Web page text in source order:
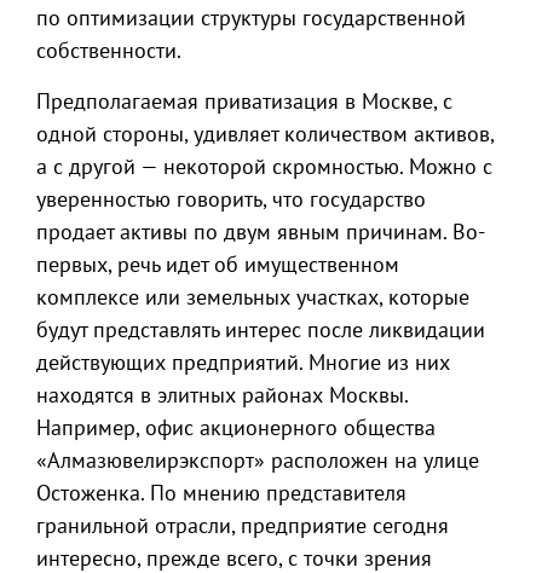
по оптимизации структуры государственной
собственности.
Предполагаемая приватизация в Москве, с
одной стороны, удивляет количеством активов,
а с другой — некоторой скромностью. Можно с
уверенностью говорить, что государство
продает активы по двум явным причинам. Во-
первых, речь идет об имущественном
комплексе или земельных участках, которые
будут представлять интерес после ликвидации
действующих предприятий. Многие из них
находятся в элитных районах Москвы.
Например, офис акционерного общества
«Алмазювелирэкспорт» расположен на улице
Остоженка. По мнению представителя
гранильной отрасли, предприятие сегодня
интересно, прежде всего, с точки зрения